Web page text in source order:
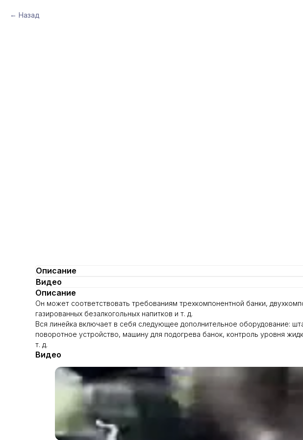
Назад
Описание
Видео
Описание
Он может соответствовать требованиям трехкомпонентной банки,
газированных безалкогольных напитков и т. д.
Вся линейка включает в себя следующее дополнительное оборудование:
поворотное устройство, машину для подогрева банок, контроль уровня
т. д.
Видео